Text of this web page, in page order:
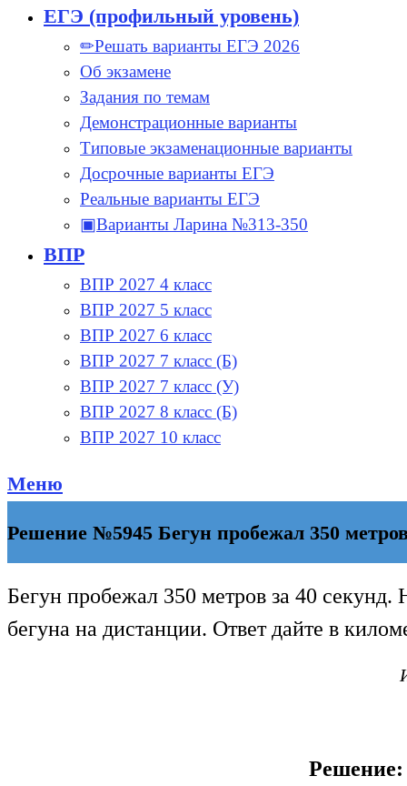
ЕГЭ (профильный уровень)
✏Решать варианты ЕГЭ 2026
Об экзамене
Задания по темам
Демонстрационные варианты
Типовые экзаменационные варианты
Досрочные варианты ЕГЭ
Реальные варианты ЕГЭ
▣Варианты Ларина №313-350
ВПР
ВПР 2027 4 класс
ВПР 2027 5 класс
ВПР 2027 6 класс
ВПР 2027 7 класс (Б)
ВПР 2027 7 класс (У)
ВПР 2027 8 класс (Б)
ВПР 2027 10 класс
Меню
Решение №5945 Бегун пробежал 350
Бегун пробежал 350 метров за 40
бегуна на дистанции. Ответ дайте в
Решение: